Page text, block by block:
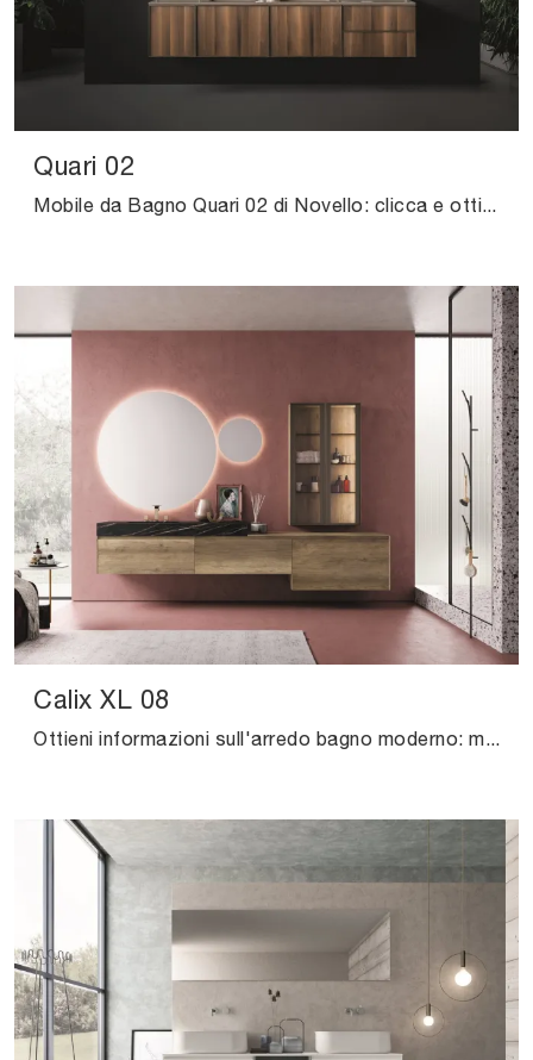
Quari 02
Mobile da Bagno Quari 02 di Novello: clicca e ottieni informazioni su mobili bagno sospesi in legno e elementi accessori del marchio.
Calix XL 08
Ottieni informazioni sull'arredo bagno moderno: mobili bagno sospesi in HPL come il modello Calix XL 08 di Novello ti attendono.